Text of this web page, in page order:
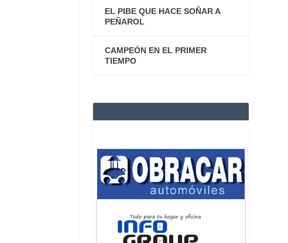
EL PIBE QUE HACE SOÑAR A
PEÑAROL
CAMPEÓN EN EL PRIMER
TIEMPO